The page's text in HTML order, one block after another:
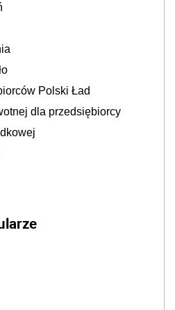
Polski Ład
dla przedsiębiorcy